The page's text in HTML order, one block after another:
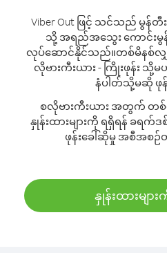
Viber Out ဖြင့် သင်သည် မွန်တီ
သို့ အရည်အသွေး ကောင်းမွန်
လုပ်ဆောင်နိုင်သည်။တစ်မိနစ်လျှ
လိုဗားကီးယား - ကြိုးဖုန်း
နံပါတ်သို့မဆို ဖုန်
စလိုဗားကီးယား အတွက် တစ်
နှုန်းထားများကို ရရှိရန် ခရက်
ဖုန်းခေါ်ဆိုမှု အစီအစ
နှုန်းထားမျာ